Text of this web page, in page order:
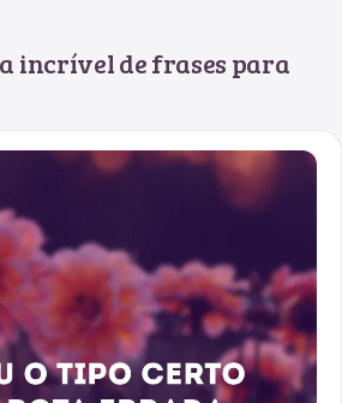
incrível de frases para